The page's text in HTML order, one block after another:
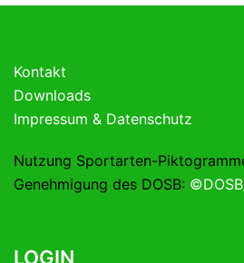
Kontakt
Downloads
Impressum & Datenschutz
Nutzung Sportarten-
Genehmigung des DOSB:
LOGIN